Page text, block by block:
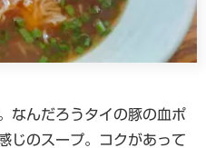
なんだろうタイの豚の血ポ
じのスープ。コクがあって